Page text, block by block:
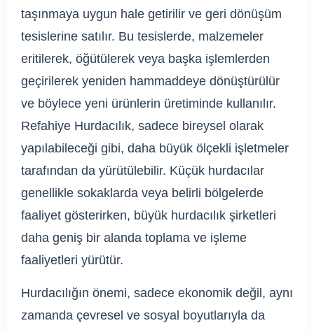
taşınmaya uygun hale getirilir ve geri dönüşüm
tesislerine satılır. Bu tesislerde, malzemeler
eritilerek, öğütülerek veya başka işlemlerden
geçirilerek yeniden hammaddeye dönüştürülür
ve böylece yeni ürünlerin üretiminde kullanılır.
Refahiye Hurdacılık, sadece bireysel olarak
yapılabileceği gibi, daha büyük ölçekli işletmeler
tarafından da yürütülebilir. Küçük hurdacılar
genellikle sokaklarda veya belirli bölgelerde
faaliyet gösterirken, büyük hurdacılık şirketleri
daha geniş bir alanda toplama ve işleme
faaliyetleri yürütür.
Hurdacılığın önemi, sadece ekonomik değil, aynı
zamanda çevresel ve sosyal boyutlarıyla da